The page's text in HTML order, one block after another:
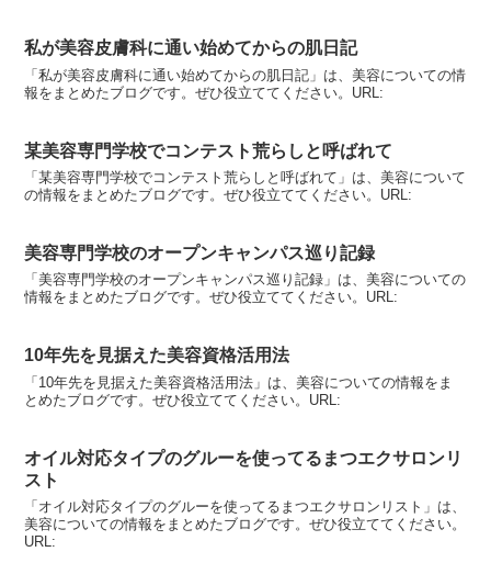
私が美容皮膚科に通い始めてからの肌日記
「私が美容皮膚科に通い始めてからの肌日記」は、美容についての情
報をまとめたブログです。ぜひ役立ててください。URL:
某美容専門学校でコンテスト荒らしと呼ばれて
「某美容専門学校でコンテスト荒らしと呼ばれて」は、美容について
の情報をまとめたブログです。ぜひ役立ててください。URL:
美容専門学校のオープンキャンパス巡り記録
「美容専門学校のオープンキャンパス巡り記録」は、美容についての
情報をまとめたブログです。ぜひ役立ててください。URL:
10年先を見据えた美容資格活用法
「10年先を見据えた美容資格活用法」は、美容についての情報をま
とめたブログです。ぜひ役立ててください。URL:
オイル対応タイプのグルーを使ってるまつエクサロンリ
スト
「オイル対応タイプのグルーを使ってるまつエクサロンリスト」は、
美容についての情報をまとめたブログです。ぜひ役立ててください。
URL: